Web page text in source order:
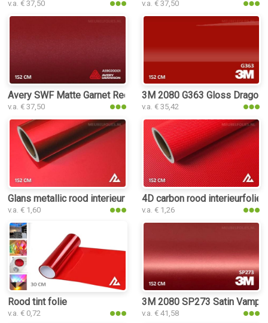
v.a. € 37,50 v.a. € 37,50
Avery SWF Matte Garnet Red Metallic interieurfolie
v.a. € 37,50
3M 2080 G363 Gloss Dragon
v.a. € 35,42
Glans metallic rood interieurfolie
v.a. € 1,60
4D carbon rood interieurfolie
v.a. € 1,26
Rood tint folie
v.a. € 0,72
3M 2080 SP273 Satin
v.a. € 41,58